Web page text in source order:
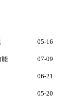
05-16
能 07-09
06-21
05-20